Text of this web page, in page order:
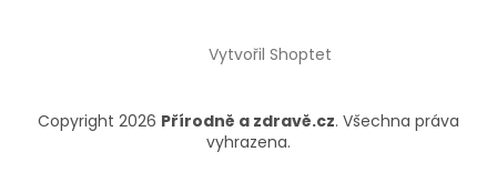
Vytvořil Shoptet
Copyright 2026 Přírodně a zdravě.cz. Všechna práva
vyhrazena.